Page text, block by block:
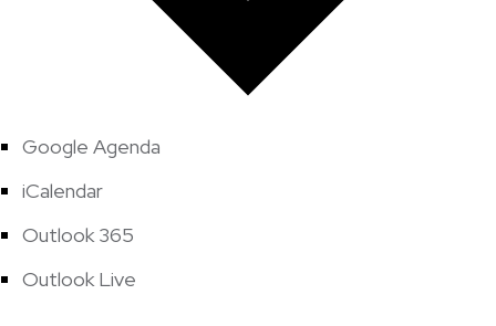
Google Agenda
iCalendar
Outlook 365
Outlook Live